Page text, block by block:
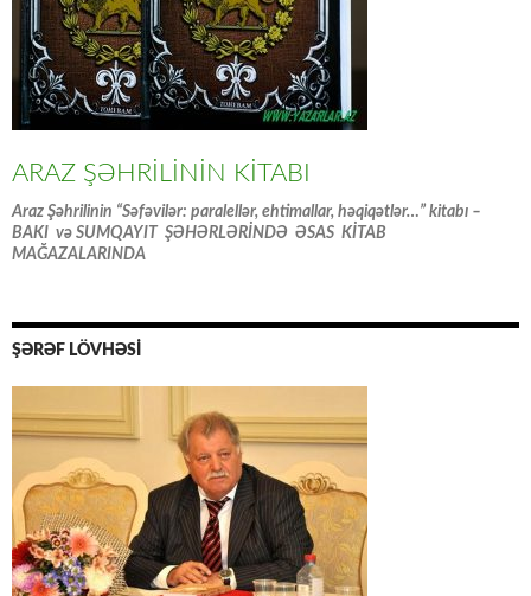
ARAZ ŞƏHRİLİNİN KİTABI
Araz Şəhrilinin “Səfəvilər: paralellər, ehtimallar, həqiqətlər…” kitabı –
BAKI və SUMQAYIT ŞƏHƏRLƏRİNDƏ ƏSAS KİTAB
MAĞAZALARINDA
ŞƏRƏF LÖVHƏSİ